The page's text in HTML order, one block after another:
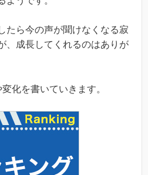
たら今の声が聞けなくなる寂
、成長してくれるのはありが
化を書いていきます。